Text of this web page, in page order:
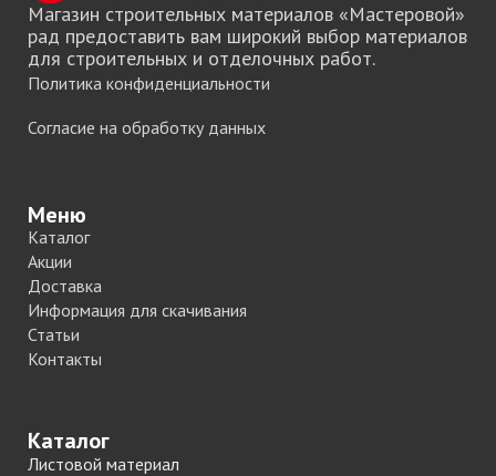
Магазин строительных материалов «Мастеровой»
рад предоставить вам широкий выбор материалов
для строительных и отделочных работ.
Политика конфиденциальности
Согласие на обработку данных
Меню
Каталог
Акции
Доставка
Информация для скачивания
Статьи
Контакты
Каталог
Листовой материал